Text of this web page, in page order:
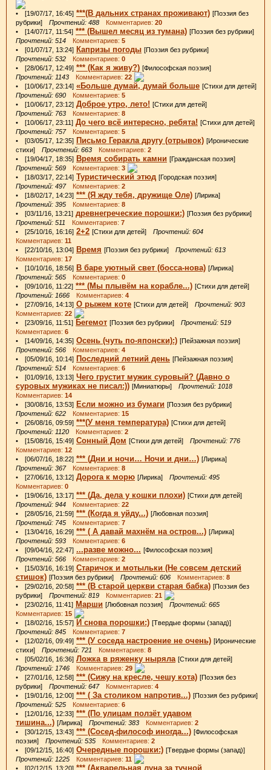
• [19/07/17, 16:45] ***(В дальних странах проживают) [Поэзия без
рубрики] Прочтений: 488 Комментариев: 20
• [14/07/17, 11:54] *** (Вышел месяц из тумана) [Поэзия без рубрики]
Прочтений: 514 Комментариев: 5
• [01/07/17, 13:24] Капризы погоды [Поэзия без рубрики]
Прочтений: 532 Комментариев: 0
• [28/06/17, 12:49] *** (Как я живу?) [Философская поэзия]
Прочтений: 1143 Комментариев: 22
• [10/06/17, 23:14] «Больше думай, думай больше [Стихи для детей]
Прочтений: 690 Комментариев: 5
• [10/06/17, 23:12] Доброе утро, лето! [Стихи для детей]
Прочтений: 763 Комментариев: 8
• [10/06/17, 23:11] До чего всё интересно, ребята! [Стихи для детей]
Прочтений: 757Комментариев: 5
• [03/05/17, 12:35] Письмо Геракла другу (отрывок) [Иронические
стихи] Прочтений: 663 Комментариев: 2
• [19/04/17, 18:35] Время собирать камни [Гражданская поэзия]
Прочтений: 569 Комментариев: 3
• [18/03/17, 22:14] Туристический этюд [Городская поэзия]
Прочтений: 497Комментариев: 2
• [18/02/17, 14:23] *** (Я жду тебя, дружище Оле) [Лирика]
Прочтений: 395 Комментариев: 8
• [03/11/16, 13:21] древнегреческие порошки:) [Поэзия без рубрики]
Прочтений: 511 Комментариев: 7
• [25/10/16, 16:16] 2+2 [Стихи для детей] Прочтений: 604
Комментариев: 11
• [22/10/16, 13:04] Время [Поэзия без рубрики] Прочтений: 613
Комментариев: 17
• [10/10/16, 18:56] В баре уютный свет (босса-нова) [Лирика]
Прочтений: 565 Комментариев: 0
• [09/10/16, 11:22] *** (Мы плывём на корабле...) [Стихи для детей]
Прочтений: 1666 Комментариев: 4
• [27/09/16, 14:13] О рыжем коте [Стихи для детей] Прочтений: 903
Комментариев: 22
• [23/09/16, 11:51] Бегемот [Поэзия без рубрики] Прочтений: 519
Комментариев: 6
• [14/09/16, 14:35] Осень (чуть по-японски):) [Пейзажная поэзия]
Прочтений: 566 Комментариев: 4
• [05/09/16, 10:14] Последний летний день [Пейзажная поэзия]
Прочтений: 514 Комментариев: 6
• [01/09/16, 13:13] Чего грустит мужик суровый? (Давно о
суровых мужиках не писал:)) [Миниатюры] Прочтений: 1018
Комментариев: 14
• [30/08/16, 13:53] Если можно из бумаги [Поэзия без рубрики]
Прочтений: 622 Комментариев: 15
• [26/08/16, 09:59] ***(У меня температура) [Стихи для детей]
Прочтений: 1120 Комментариев: 2
• [15/08/16, 15:49] Сонный Дом [Стихи для детей] Прочтений: 776
Комментариев: 12
• [06/07/16, 18:22] *** (Дни и ночи… Ночи и дни…) [Лирика]
Прочтений: 367Комментариев: 8
• [27/06/16, 13:12] Дорога к морю [Лирика] Прочтений: 495
Комментариев: 0
• [19/06/16, 13:17] *** (Да, дела у кошки плохи) [Стихи для детей]
Прочтений: 944 Комментариев: 22
• [28/05/16, 21:59] *** (Когда я уйду...) [Любовная поэзия]
Прочтений: 745 Комментариев: 7
• [13/04/16, 16:29] *** ( А давай махнём на остров...) [Лирика]
Прочтений: 593 Комментариев: 6
• [09/04/16, 22:47] ...разве можно... [Философская поэзия]
Прочтений: 566 Комментариев: 2
• [15/03/16, 16:19] Старичок и мотыльки (Не совсем детский
стишок) [Поэзия без рубрики] Прочтений: 606 Комментариев: 8
• [29/02/16, 20:58] *** (В старой церкви старая бабка) [Поэзия без
рубрики] Прочтений: 819 Комментариев: 21
• [23/02/16, 11:41] Марши [Любовная поэзия] Прочтений: 665
Комментариев: 15
• [18/02/16, 15:57] И снова порошки:) [Твердые формы (запад)]
Прочтений: 845 Комментариев: 7
• [12/02/16, 09:49] *** (У соседа настроение не очень) [Иронические
стихи] Прочтений: 721 Комментариев: 8
• [05/02/16, 16:36] Ложка в ряженку ныряла [Стихи для детей]
Прочтений: 1746 Комментариев: 29
• [27/01/16, 12:58] *** (Сижу на кресле, чешу кота) [Поэзия без
рубрики] Прочтений: 647Комментариев: 4
• [19/01/16, 12:00] *** ( За столиком напротив...) [Поэзия без рубрики]
Прочтений: 525 Комментариев: 6
• [12/01/16, 12:33] *** (По улицам ползёт удавом
тишина...) [Лирика] Прочтений: 383 Комментариев: 2
• [30/12/15, 13:43] *** (Сосед-философ иногда...) [Философская
поэзия] Прочтений: 535 Комментариев: 2
• [09/12/15, 16:40] Очередные порошки:) [Твердые формы (запад)]
Прочтений: 1225 Комментариев: 11
• [02/12/15, 13:20] *** (Акварельная луна за тучной